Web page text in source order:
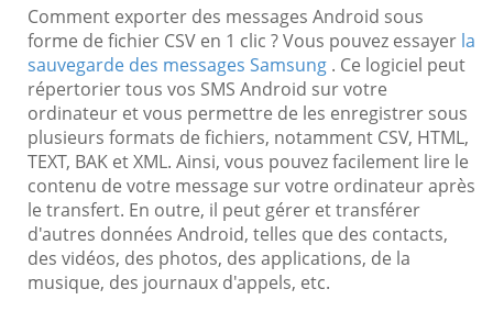
Comment exporter des messages Android sous
forme de fichier CSV en 1 clic ? Vous pouvez essayer la
sauvegarde des messages Samsung . Ce logiciel peut
répertorier tous vos SMS Android sur votre
ordinateur et vous permettre de les enregistrer sous
plusieurs formats de fichiers, notamment CSV, HTML,
TEXT, BAK et XML. Ainsi, vous pouvez facilement lire le
contenu de votre message sur votre ordinateur après
le transfert. En outre, il peut gérer et transférer
d'autres données Android, telles que des contacts,
des vidéos, des photos, des applications, de la
musique, des journaux d'appels, etc.